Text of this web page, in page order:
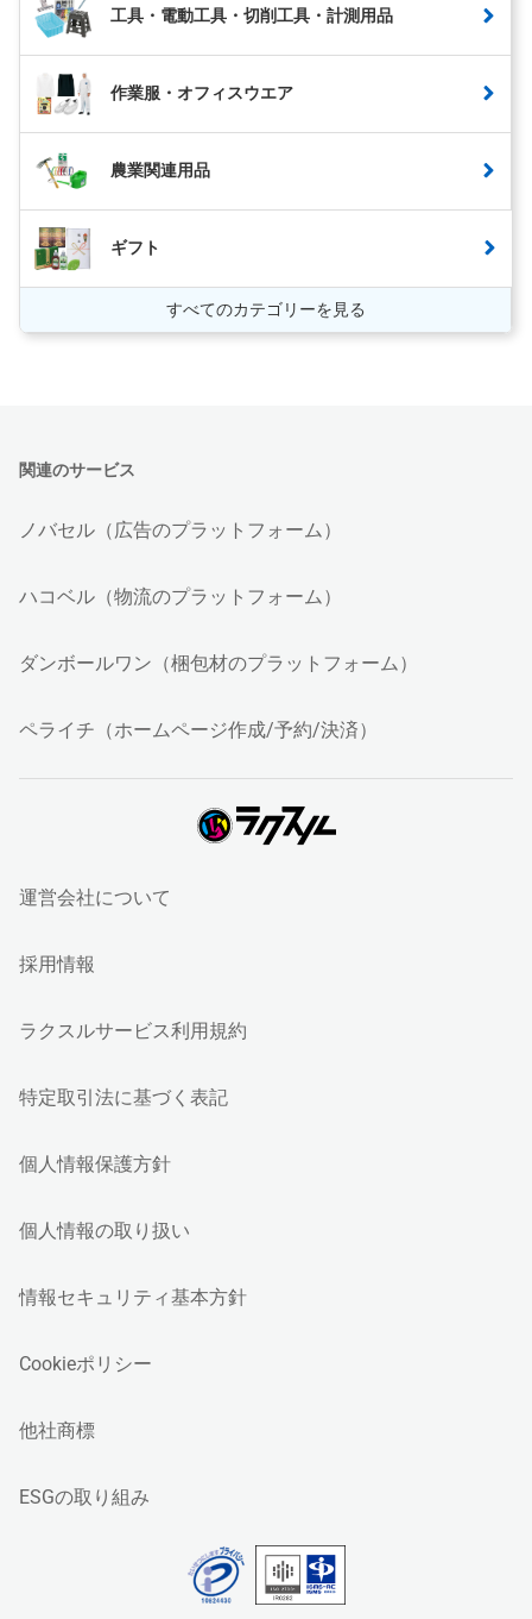
工具・電動工具・切削工具・計測用品
作業服・オフィスウエア
農業関連用品
ギフト
すべてのカテゴリーを見る
関連のサービス
ノバセル（広告のプラットフォーム）
ハコベル（物流のプラットフォーム）
ダンボールワン（梱包材のプラットフォーム）
ペライチ（ホームページ作成/予約/決済）
運営会社について
採用情報
ラクスルサービス利用規約
特定取引法に基づく表記
個人情報保護方針
個人情報の取り扱い
情報セキュリティ基本方針
Cookieポリシー
他社商標
ESGの取り組み